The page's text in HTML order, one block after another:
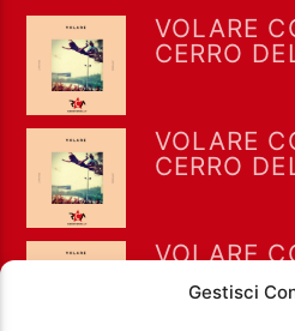
Gestisci
VOLARE
CERRO
VOLARE
CERRO
VOLARE
CERRO